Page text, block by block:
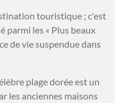
touristique ; c'est
parmi les « Plus beaux
de vie suspendue dans
plage dorée est un
les anciennes maisons